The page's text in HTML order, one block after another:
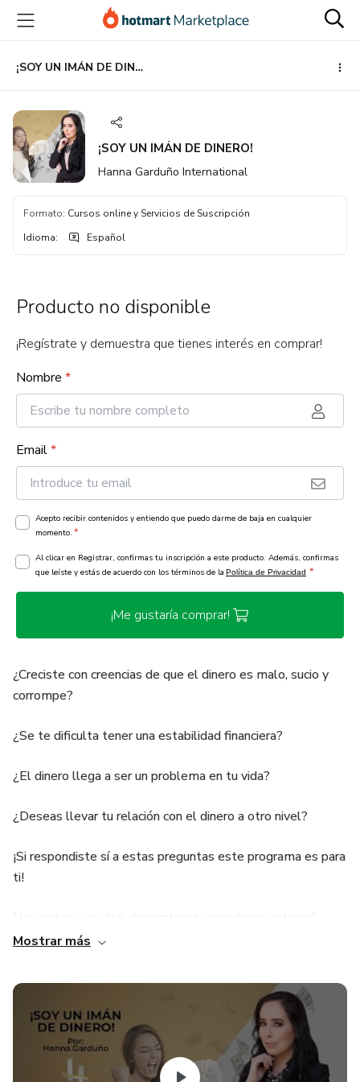
principal
página
de
página
¡SOY UN IMÁN DE DINERO!
¡SOY UN IMÁN DE DINERO!
Hanna Garduño International
Formato: Cursos online y Servicios de Suscripción
Idioma: Español
Producto no disponible
¡Regístrate y demuestra que tienes interés en comprar!
Nombre *
Email*
Acepto recibir contenidos y entiendo que puedo darme de baja en cualquier
momento. *
Al clicar en Registrar, confirmas tu inscripción a este producto. Además, confirmas
que leíste y estás de acuerdo con los términos de la Política de Privacidad *
¡Me gustaría comprar!
¿Creciste con creencias de que el dinero es malo, sucio y
corrompe?
¿Se te dificulta tener una estabilidad financiera?
¿El dinero llega a ser un problema en tu vida?
¿Deseas llevar tu relación con el dinero a otro nivel?
¡Si respondiste sí a estas preguntas este programa es para
ti!
Hoy estas a un click de cambiar tu paradigma sobre el
dinero, de transformar tu relación con este e ir más allá.
Quiero compartirte otro punto de vista y las reglas que
definitivamente me ayudaron a transformar mi relación
espiritual con el dinero, las aprendí de empresarios
millonarios, ellos me llevaron a cambiar mi perspectiva y
dejar de perseguir el dinero para tenerlo. Gracias a este
Mostrar más